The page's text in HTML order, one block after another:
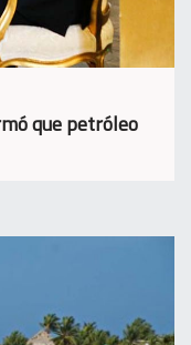
que petróleo